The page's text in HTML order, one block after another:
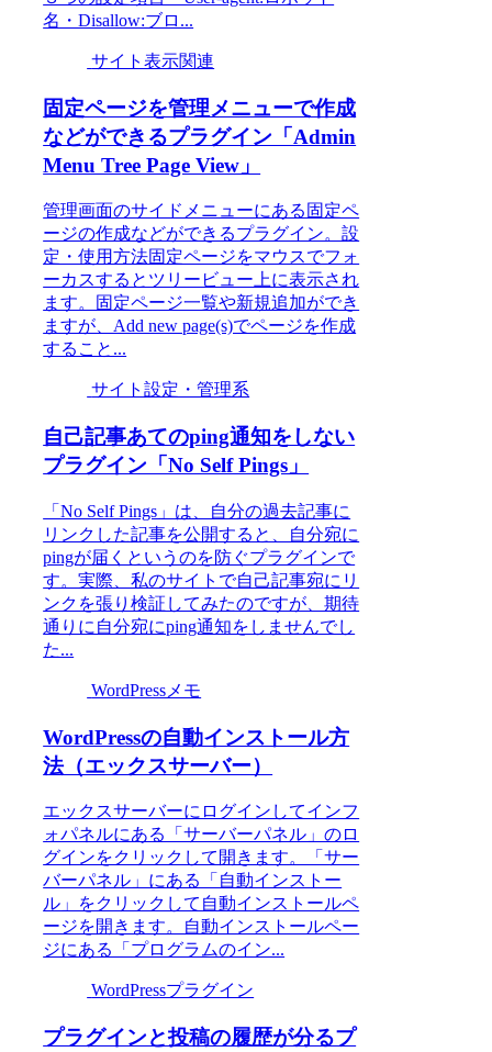
名・Disallow:ブロ...
サイト表示関連
固定ページを管理メニューで作成
などができるプラグイン「Admin
Menu Tree Page View」
管理画面のサイドメニューにある固定ペ
ージの作成などができるプラグイン。設
定・使用方法固定ページをマウスでフォ
ーカスするとツリービュー上に表示され
ます。固定ページ一覧や新規追加ができ
ますが、Add new page(s)でページを作成
すること...
サイト設定・管理系
自己記事あてのping通知をしない
プラグイン「No Self Pings」
「No Self Pings」は、自分の過去記事に
リンクした記事を公開すると、自分宛に
pingが届くというのを防ぐプラグインで
す。実際、私のサイトで自己記事宛にリ
ンクを張り検証してみたのですが、期待
通りに自分宛にping通知をしませんでし
た...
WordPressメモ
WordPressの自動インストール方
法（エックスサーバー）
エックスサーバーにログインしてインフ
ォパネルにある「サーバーパネル」のロ
グインをクリックして開きます。「サー
バーパネル」にある「自動インストー
ル」をクリックして自動インストールペ
ージを開きます。自動インストールペー
ジにある「プログラムのイン...
WordPressプラグイン
プラグインと投稿の履歴が分るプ